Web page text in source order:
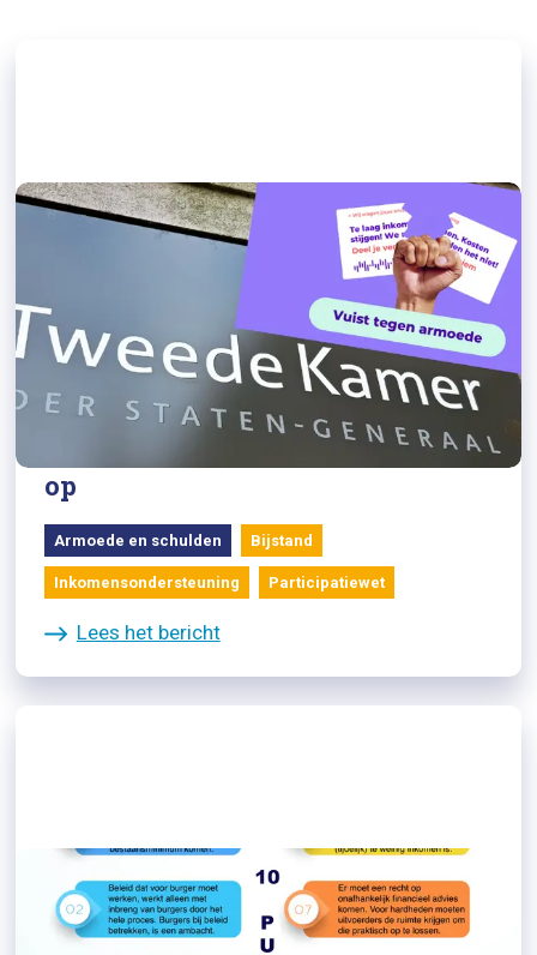
01/09/2023
LCR: Tweede Kamer pak aanpak
armoede en Participatiewet direct
op
Armoede en schulden Bijstand
Inkomensondersteuning Participatiewet
Lees het bericht